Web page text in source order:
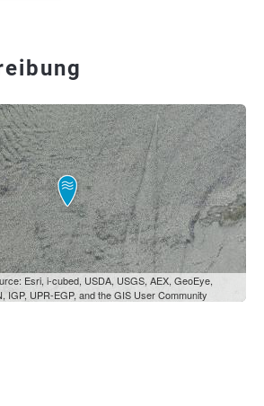
Esri, i-cubed, USDA, USGS, AEX, GeoEye,
IGP, UPR-EGP, and the GIS User Community